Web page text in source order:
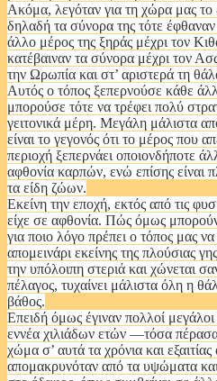
Ακόμα, λεγόταν για τη χώρα μας το
δηλαδή τα σύνορα της τότε
άλλο μέρος της ξηράς μέχρι τον
κατέβαιναν τα σύνορα μέχρι τον
την Ωρωπία και στ’ αριστερά τη
Αυτός ο τόπος ξεπερνούσε κάθε
μπορούσε τότε να τρέφει πολύ
γειτονικά μέρη. Μεγάλη μάλιστα
είναι το γεγονός ότι το μέρος που
περιοχή ξεπερνάει οποιονδήποτε
αφθονία καρπών, ενώ επίσης είναι
τα είδη ζώων.
Εκείνη την εποχή, εκτός από τις
είχε σε αφθονία. Πώς όμως μπορούν
για ποιο λόγο πρέπει ο τόπος μας
απομεινάρι εκείνης της πλούσιας
την υπόλοιπη στεριά και χώνεται
πέλαγος, τυχαίνει μάλιστα όλη η
βάθος.
Επειδή όμως έγιναν πολλοί
εννέα χιλιάδων ετών —τόσα
χώμα σ’ αυτά τα χρόνια και
απομακρυνόταν από τα υψώματα